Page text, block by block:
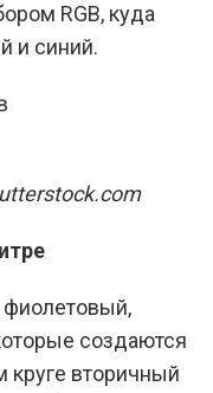
RGB, куда
и синий.
фиолетовый,
создаются
круге вторичный